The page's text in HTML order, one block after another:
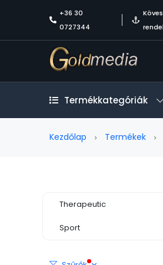
+36 30
0727344
Termékkategóriák
Kezdőlap Termékek
Therapeutic
Sport